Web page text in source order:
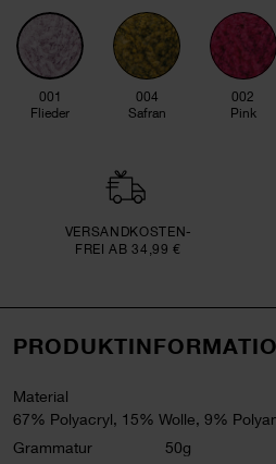
001
Flieder
004
Safran
002
Pink
VERSAND­KOSTEN­
FREI AB 34,99 €
Material
67% Polyacryl, 15% Wolle, 9%
Grammatur
50g